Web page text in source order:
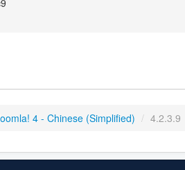
4 - Chinese (Simplified) / 4.2.3.9